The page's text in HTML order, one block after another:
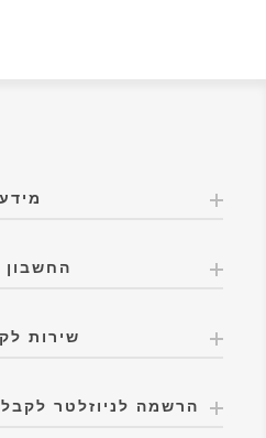
מידע
החשבון
שירות
הרשמה לניוזלטר